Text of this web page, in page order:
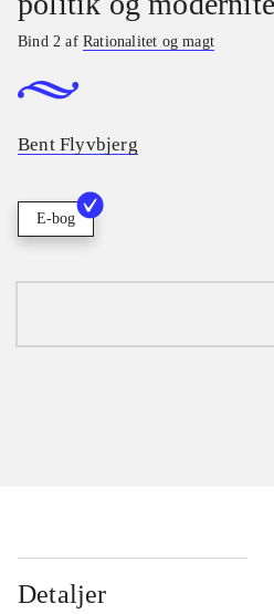
Bind 2 afRationalitet og magt
Bent Flyvbjerg
E-bog
Detaljer